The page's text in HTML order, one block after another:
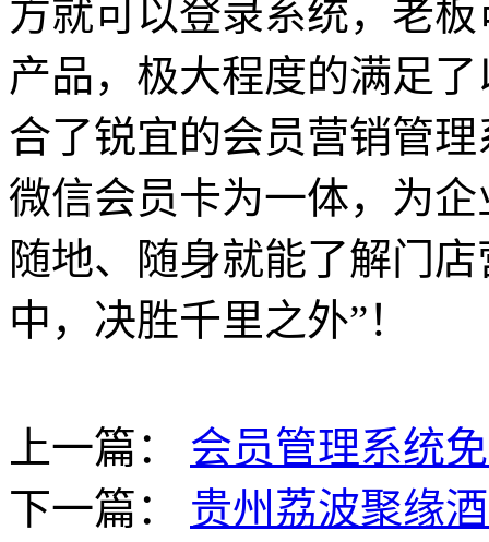
方就可以登录系统，老
产品，极大程度的满足
合了锐宜的会员营销管
微信会员卡为一体，为
随地、随身就能了解门
中，决胜千里之外”！
上一篇： 会员管理系统
下一篇： 贵州荔波聚缘